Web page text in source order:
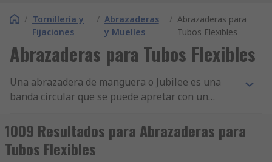
/ Tornillería y
Fijaciones
/ Abrazaderas
y Muelles
/ Abrazaderas para
Tubos Flexibles
Abrazaderas para Tubos Flexibles
Una abrazadera de manguera o Jubilee es una
banda circular que se puede apretar con un
de la banda. Al apretar el tornillo se reduce el
diámetro del círculo formado por la banda. Están
diseñadas principalmente para sujetar las
1009 Resultados para Abrazaderas para
Tubos Flexibles